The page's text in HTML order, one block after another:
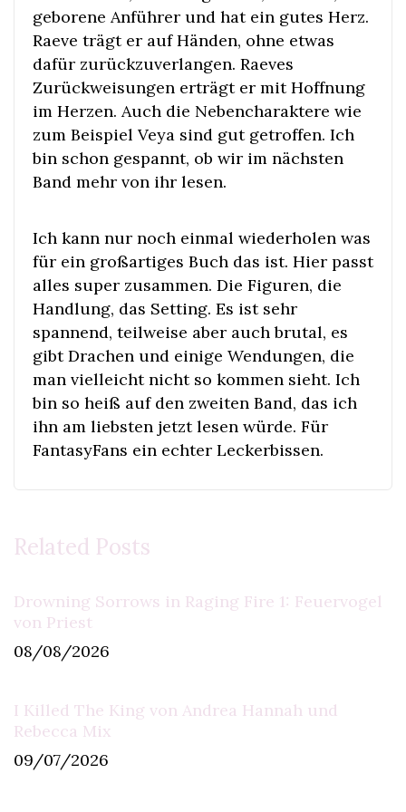
geborene Anführer und hat ein gutes Herz.
Raeve trägt er auf Händen, ohne etwas
dafür zurückzuverlangen. Raeves
Zurückweisungen erträgt er mit Hoffnung
im Herzen. Auch die Nebencharaktere wie
zum Beispiel Veya sind gut getroffen. Ich
bin schon gespannt, ob wir im nächsten
Band mehr von ihr lesen.
Ich kann nur noch einmal wiederholen was
für ein großartiges Buch das ist. Hier passt
alles super zusammen. Die Figuren, die
Handlung, das Setting. Es ist sehr
spannend, teilweise aber auch brutal, es
gibt Drachen und einige Wendungen, die
man vielleicht nicht so kommen sieht. Ich
bin so heiß auf den zweiten Band, das ich
ihn am liebsten jetzt lesen würde. Für
FantasyFans ein echter Leckerbissen.
Related Posts
Drowning Sorrows in Raging Fire 1: Feuervogel
von Priest
08/08/2026
I Killed The King von Andrea Hannah und
Rebecca Mix
09/07/2026